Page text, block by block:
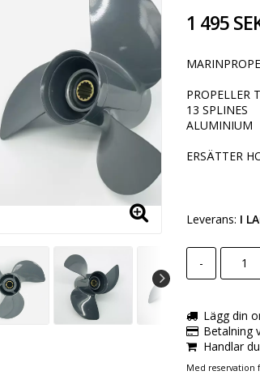
1 495
PROPELLER
13 SPLINES
ALUMINIUM
ERSÄTTER
Leverans: I
-
Lägg din
Betalning
Handlar
Med reservation